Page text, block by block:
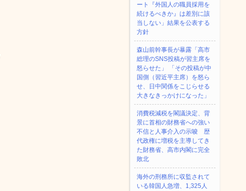
ート『外国人の職員採用を
続けるべきか』は差別に該
当しない」結果を公表する
方針
森山前幹事長が暴露「高市
総理のSNS投稿が習主席を
怒らせた」 「その投稿が中
国側（習近平主席）を怒ら
せ、日中関係をこじらせる
大きなきっかけになった」
消費税減税を閣議決定、背
景に首相の財務省への強い
不信と人事介入の示唆 歴
代政権に増税を主導してき
た財務省、高市内閣に完全
敗北
海外の刑務所に収監されて
いる韓国人急増、1,325人